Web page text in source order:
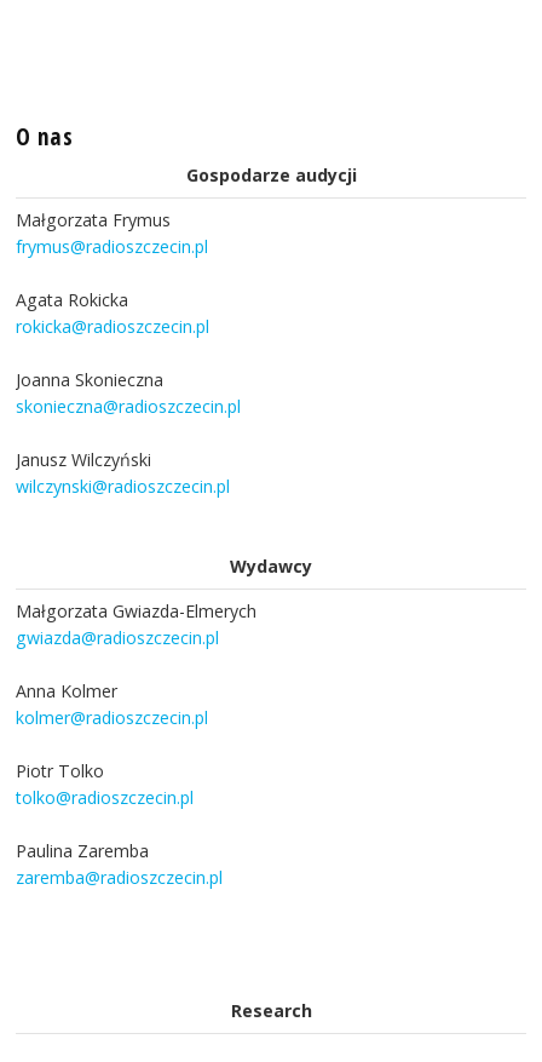
O nas
Gospodarze audycji
Małgorzata Frymus
frymus@radioszczecin.pl
Agata Rokicka
rokicka@radioszczecin.pl
Joanna Skonieczna
skonieczna@radioszczecin.pl
Janusz Wilczyński
wilczynski@radioszczecin.pl
Wydawcy
Małgorzata Gwiazda-Elmerych
gwiazda@radioszczecin.pl
Anna Kolmer
kolmer@radioszczecin.pl
Piotr Tolko
tolko@radioszczecin.pl
Paulina Zaremba
zaremba@radioszczecin.pl
Research